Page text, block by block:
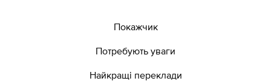
Покажчик
Потребують уваги
Найкращі переклади